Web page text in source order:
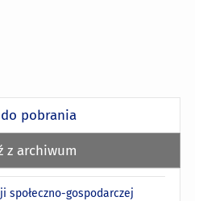
pobrania
z archiwum
społeczno-gospodarczej